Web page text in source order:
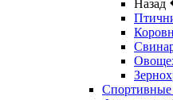
Назад
Спортивные